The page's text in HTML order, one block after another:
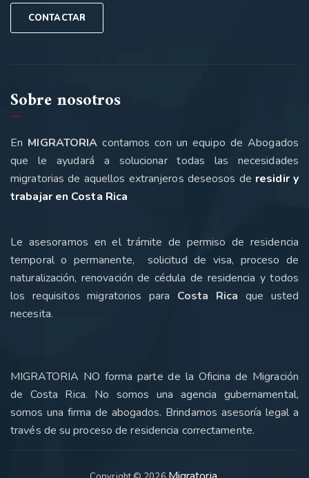
CONTACTAR
Sobre nosotros
En MIGRATORIA contamos con un equipo de Abogados
que le ayudará a solucionar todas las necesidades
migratorias de aquellos extranjeros deseosos de residir y
trabajar en Costa Rica.
Le asesoramos en el trámite de permiso de residencia
temporal o permanente, solicitud de visa, proceso de
naturalización, renovación de cédula de residencia y todos
los requisitos migratorios para Costa Rica que usted
necesita.
MIGRATORIA NO forma parte de la Oficina de Migración
de Costa Rica. No somos una agencia gubernamental,
somos una firma de abogados. Brindamos asesoría legal a
través de su proceso de residencia correctamente.